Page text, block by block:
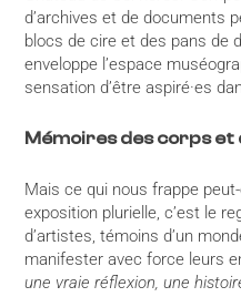
d’archives et de documents
blocs de cire et des pans de
enveloppe l’espace
sensation d’être aspiré·es
Mémoires des corps et
Mais ce qui nous frappe
exposition plurielle, c’est le
d’artistes, témoins d’un
manifester avec force leurs
une vraie réflexion, une